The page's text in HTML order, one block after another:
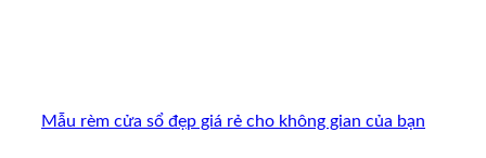
Mẫu rèm cửa sổ đẹp giá rẻ cho không gian của bạn